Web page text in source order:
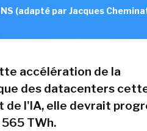
(adapté par Jacques
accélération de la
des datacenters
de l'IA, elle devrait
TWh.